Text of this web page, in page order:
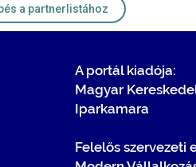
Visszalépés a partnerlistához
A portál kiadója:
Magyar
Iparkamara
Felelős szervezeti